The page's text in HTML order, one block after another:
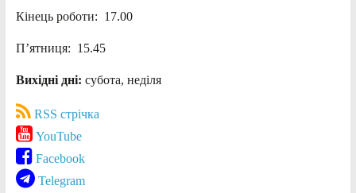
Кінець роботи: 17.00
П’ятниця: 15.45
Вихідні дні: субота, неділя
RSS стрічка
YouTube
Facebook
Telegram